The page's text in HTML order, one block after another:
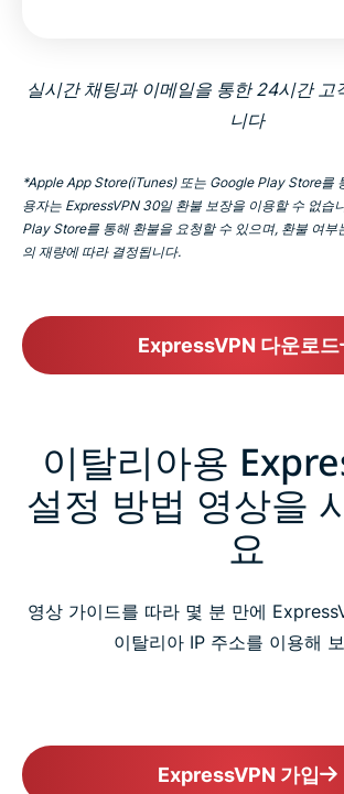
실시간 채팅과 이메일을 통한 24시간 고
니다
*Apple App Store(iTunes) 또는 Google Play Store를
용자는 ExpressVPN 30일 환불 보장을 이용할 수 없습
Play Store를 통해 환불을 요청할 수 있으며, 환불 여
의 재량에 따라 결정됩니다.
ExpressVPN 다운로드
이탈리아용
설정 방법 영상을
요
영상 가이드를 따라 몇 분 만에
이탈리아 IP 주소를 이용해
ExpressVPN 가입